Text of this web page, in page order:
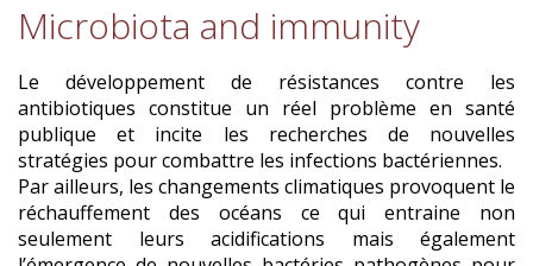
Microbiota and immunity
Le développement de résistances contre les
antibiotiques constitue un réel problème en santé
publique et incite les recherches de nouvelles
stratégies pour combattre les infections bactériennes.
Par ailleurs, les changements climatiques provoquent le
réchauffement des océans ce qui entraine non
seulement leurs acidifications mais également